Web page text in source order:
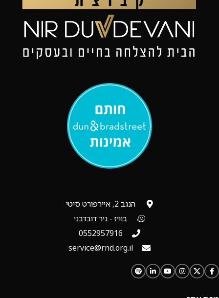
הנגב 2, איירפורט סיטי
בוויז - ניר דובדבני
0552957916
service@rnd.org.il